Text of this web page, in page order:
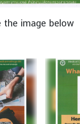
the image below